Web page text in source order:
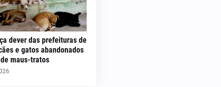
dever das prefeituras de
e gatos abandonados
maus-tratos